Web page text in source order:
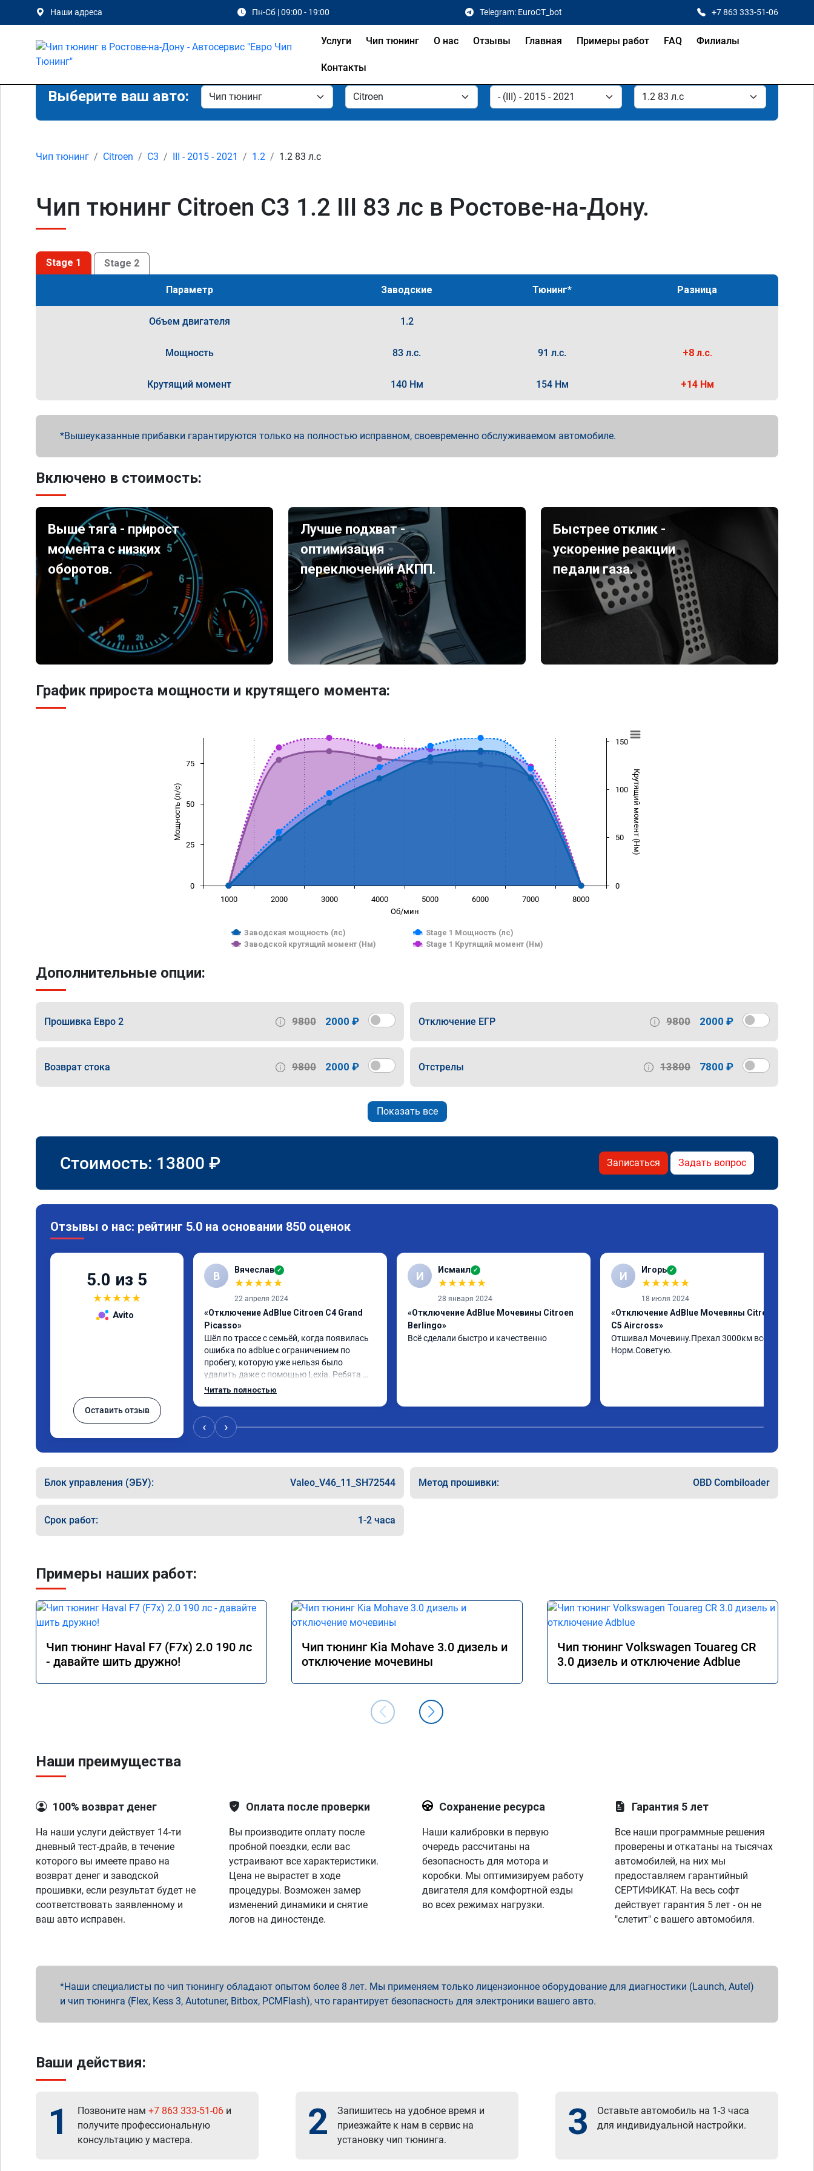
Наши адреса Пн-Сб | 09:00 - 19:00 Telegram: EuroCT_bot +7 863 333-51-06
Услуги Чип тюнинг О нас Отзывы Главная Примеры работ FAQ Филиалы
Контакты
Выберите ваш авто:
Чип тюнинг Citroen C3 III - 2015 - 2021 1.2 1.2 83 л.с
Чип тюнинг Citroen C3 1.2 III 83 лс в Ростове-на-Дону.
Stage 1 Stage 2
Параметр Заводские Тюнинг* Разница
Объем двигателя 1.2
Мощность 83 л.с. 91 л.с. +8 л.с.
Крутящий момент 140 Нм 154 Нм +14 Нм
Вышеуказанные прибавки гарантируются только на полностью исправном, своевременно обслуживаемом автомобиле.
Включено в стоимость:
Выше тяга - прирост
момента с низких
оборотов.
Лучше подхват -
оптимизация
переключений АКПП.
Быстрее отклик -
ускорение реакции
педали газа.
График прироста мощности и крутящего момента:
Об/мин
Мощность (л/с) Крутящий момент (Нм)
Заводская мощность (лс)
Stage 1 Мощность (лс)
Заводской крутящий момент (Нм)
Stage 1 Крутящий момент (Нм)
1000 2000 3000 4000 5000 6000 7000 8000
0
25
50
75
0
50
100
150
Дополнительные опции:
Прошивка Евро 2 9800 2000 ₽ Отключение ЕГР 9800 2000 ₽
Возврат стока 9800 2000 ₽ Отстрелы 13800 7800 ₽
Показать все
Стоимость: 13800 ₽ Записаться Задать вопрос
Отзывы о нас: рейтинг 5.0 на основании 850 оценок
5.0 из 5
★★★★★
Avito
Оставить отзыв
В Вячеслав ✓
★★★★★
22 апреля 2024
«Отключение AdBlue Citroen C4 Grand
Picasso»
Шёл по трассе с семьёй, когда появилась
ошибка по adblue с ограничением по
пробегу, которую уже нельзя было
удалить даже с помощью Lexia. Ребята
пошли навстречу, оперативно приняли и
Читать полностью
И Исмаил ✓
★★★★★
28 января 2024
«Отключение AdBlue Мочевины Citroen
Berlingo»
Всё сделали быстро и качественно
И Игорь ✓
★★★★★
18 июля 2024
«Отключение AdBlue Мочевины Citroen
C5 Aircross»
Отшивал Мочевину.Прехал 3000км всё
Норм.Советую.
‹ ›
Блок управления (ЭБУ): Valeo_V46_11_SH72544 Метод прошивки: OBD Combiloader
Срок работ: 1-2 часа
Примеры наших работ:
Чип тюнинг Haval F7 (F7x) 2.0 190 лс
- давайте шить дружно!
Чип тюнинг Kia Mohave 3.0 дизель и
отключение мочевины
Чип тюнинг Volkswagen Touareg CR
3.0 дизель и отключение Adblue
Наши преимущества
100% возврат денег
На наши услуги действует 14-ти
дневный тест-драйв, в течение
которого вы имеете право на
возврат денег и заводской
прошивки, если результат будет не
соответствовать заявленному и
ваш авто исправен.
Оплата после проверки
Вы производите оплату после
пробной поездки, если вас
устраивают все характеристики.
Цена не вырастет в ходе
процедуры. Возможен замер
изменений динамики и снятие
логов на диностенде.
Сохранение ресурса
Наши калибровки в первую
очередь рассчитаны на
безопасность для мотора и
коробки. Мы оптимизируем работу
двигателя для комфортной езды
во всех режимах нагрузки.
Гарантия 5 лет
Все наши программные решения
проверены и откатаны на тысячах
автомобилей, на них мы
предоставляем гарантийный
СЕРТИФИКАТ. На весь софт
действует гарантия 5 лет - он не
"слетит" с вашего автомобиля.
Наши специалисты по чип тюнингу обладают опытом более 8 лет. Мы применяем только лицензионное оборудование для диагностики (Launch, Autel)
и чип тюнинга (Flex, Kess 3, Autotuner, Bitbox, PCMFlash), что гарантирует безопасность для электроники вашего авто.
Ваши действия:
1 Позвоните нам +7 863 333-51-06 и
получите профессиональную
консультацию у мастера.
2
Запишитесь на удобное время и
приезжайте к нам в сервис на
установку чип тюнинга.
3
Оставьте автомобиль на 1-3 часа
для индивидуальной настройки.